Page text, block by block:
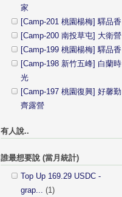
家
[Camp-201 桃園楊梅] 驛品香
[Camp-200 南投草屯] 大衛營
[Camp-199 桃園楊梅] 驛品香
[Camp-198 新竹五峰] 白蘭時
光
[Camp-197 桃園復興] 好馨勤
齊露營
有人說..
誰最想要說 (當月統計)
Top Up 169.29 USDC -
grap... (1)